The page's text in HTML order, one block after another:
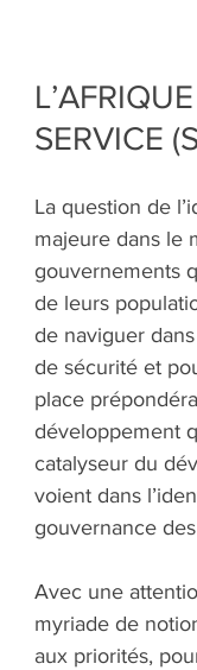
SERVICE
La question de
majeure dans le
gouvernements
de leurs
de naviguer
de sécurité et
place
développement
catalyseur du
voient dans
gouvernance
Avec une
myriade de
aux priorités,